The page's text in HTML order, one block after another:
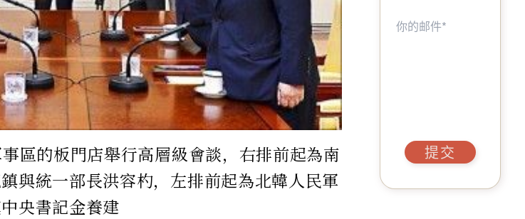
區的板門店舉行高層級會談，右排前起為南
與統一部長洪容杓，左排前起為北韓人民軍
央書記金養建
提交